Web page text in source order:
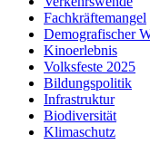
Fachkräftemangel
Demografischer
Kinoerlebnis
Volksfeste 2025
Bildungspolitik
Infrastruktur
Biodiversität
Klimaschutz